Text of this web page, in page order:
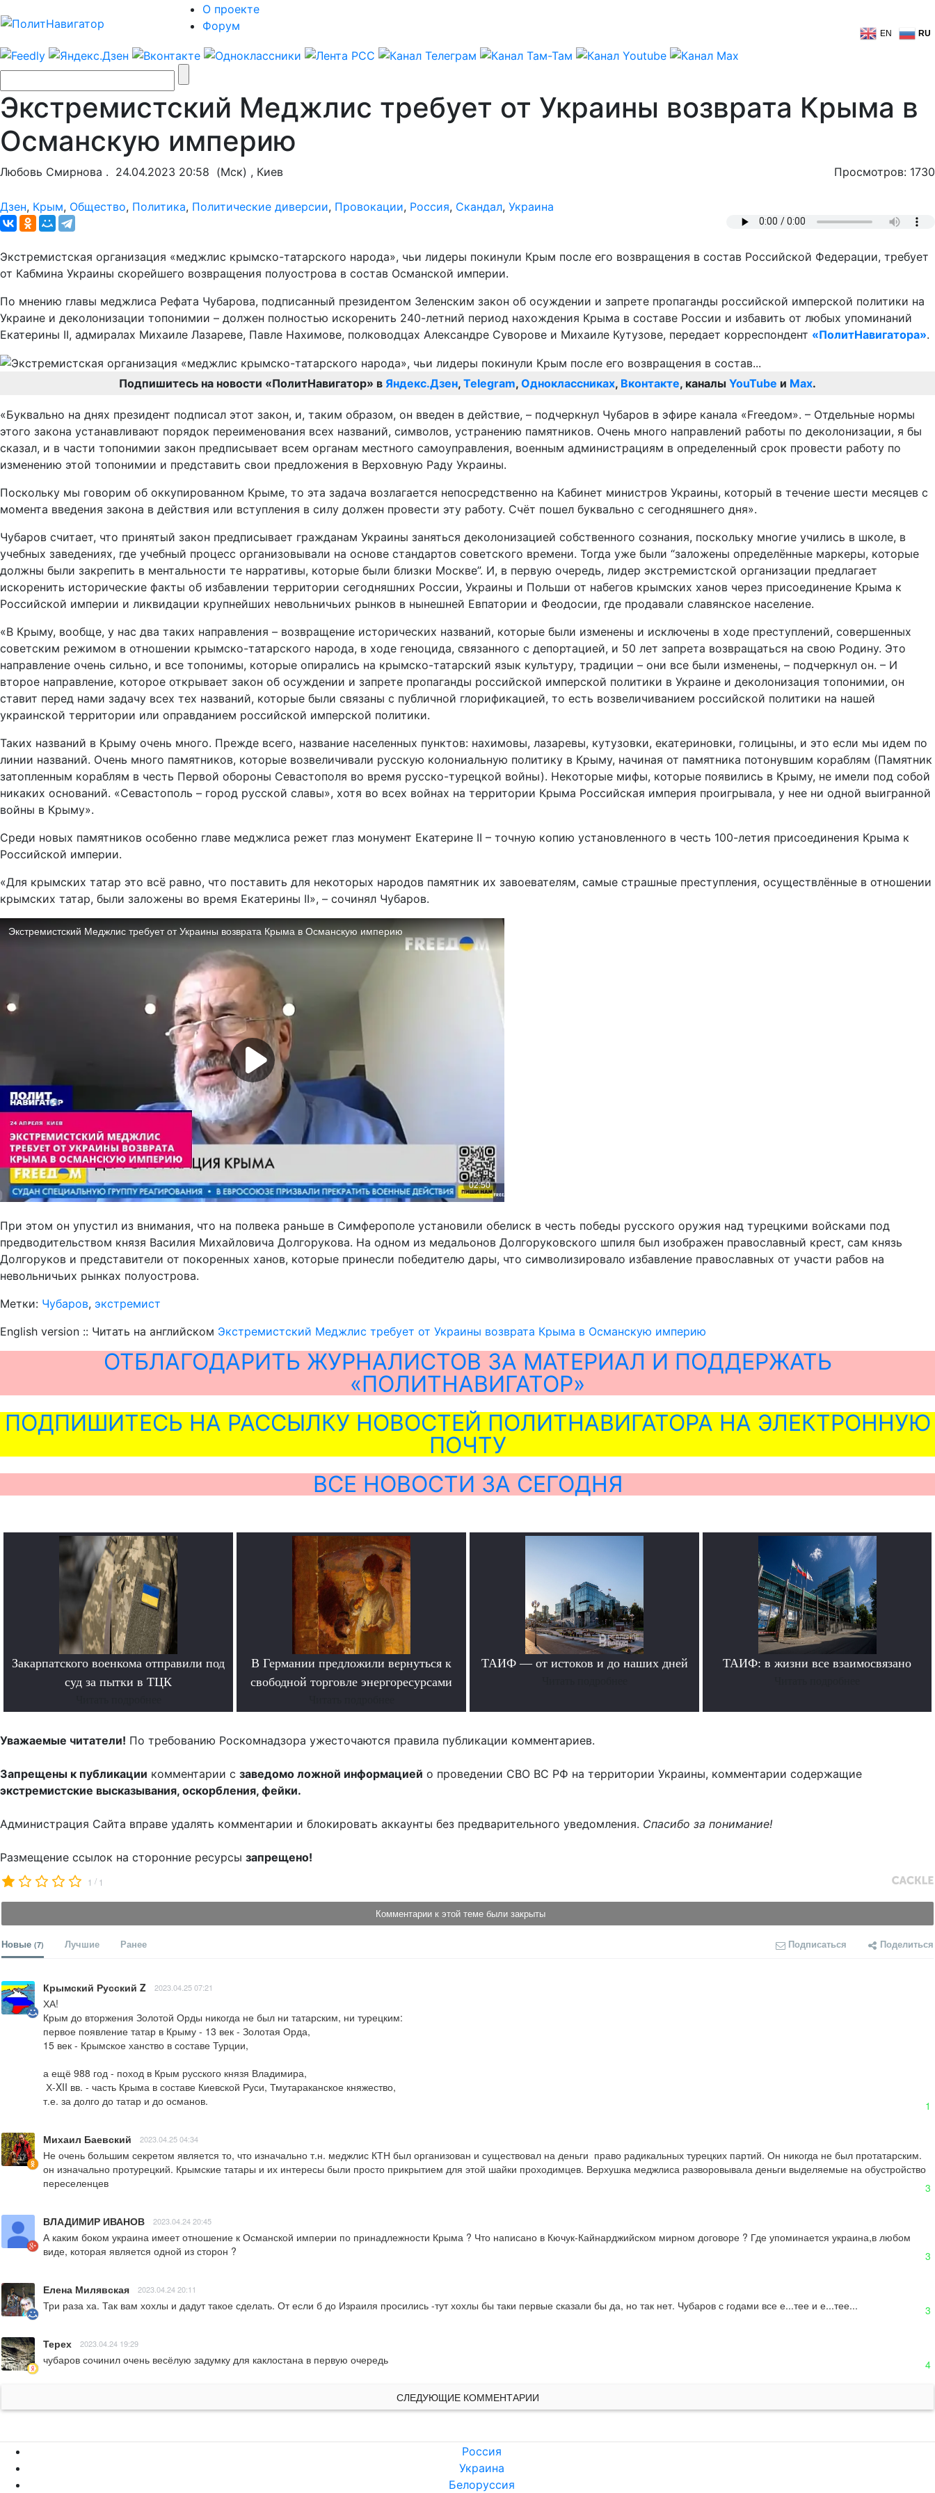
О проекте
Форум
EN RU
Экстремистский Меджлис требует от Украины возврата Крыма в
Османскую империю
Любовь Смирнова . 24.04.2023 20:58 (Мск) , Киев Просмотров: 1730
Дзен, Крым, Общество, Политика, Политические диверсии, Провокации, Россия, Скандал, Украина
Экстремистская организация «меджлис крымско-татарского народа», чьи лидеры покинули Крым после его возвращения в состав Российской Федерации, требует
от Кабмина Украины скорейшего возвращения полуострова в состав Османской империи.
По мнению главы меджлиса Рефата Чубарова, подписанный президентом Зеленским закон об осуждении и запрете пропаганды российской имперской политики на
Украине и деколонизации топонимии – должен полностью искоренить 240-летний период нахождения Крыма в составе России и избавить от любых упоминаний
Екатерины II, адмиралах Михаиле Лазареве, Павле Нахимове, полководцах Александре Суворове и Михаиле Кутузове, передает корреспондент «ПолитНавигатора».
Подпишитесь на новости «ПолитНавигатор» в Яндекс.Дзен, Telegram, Одноклассниках, Вконтакте, каналы YouTube и Max.
«Буквально на днях президент подписал этот закон, и, таким образом, он введен в действие, – подчеркнул Чубаров в эфире канала «Freeдом». – Отдельные нормы
этого закона устанавливают порядок переименования всех названий, символов, устранению памятников. Очень много направлений работы по деколонизации, я бы
сказал, и в части топонимии закон предписывает всем органам местного самоуправления, военным администрациям в определенный срок провести работу по
изменению этой топонимии и представить свои предложения в Верховную Раду Украины.
Поскольку мы говорим об оккупированном Крыме, то эта задача возлагается непосредственно на Кабинет министров Украины, который в течение шести месяцев с
момента введения закона в действия или вступления в силу должен провести эту работу. Счёт пошел буквально c сегодняшнего дня».
Чубаров считает, что принятый закон предписывает гражданам Украины заняться деколонизацией собственного сознания, поскольку многие учились в школе, в
учебных заведениях, где учебный процесс организовывали на основе стандартов советского времени. Тогда уже были “заложены определённые маркеры, которые
должны были закрепить в ментальности те нарративы, которые были близки Москве”. И, в первую очередь, лидер экстремистской организации предлагает
искоренить исторические факты об избавлении территории сегодняшних России, Украины и Польши от набегов крымских ханов через присоединение Крыма к
Российской империи и ликвидации крупнейших невольничьих рынков в нынешней Евпатории и Феодосии, где продавали славянское население.
«В Крыму, вообще, у нас два таких направления – возвращение исторических названий, которые были изменены и исключены в ходе преступлений, совершенных
советским режимом в отношении крымско-татарского народа, в ходе геноцида, связанного с депортацией, и 50 лет запрета возвращаться на свою Родину. Это
направление очень сильно, и все топонимы, которые опирались на крымско-татарский язык культуру, традиции – они все были изменены, – подчеркнул он. – И
второе направление, которое открывает закон об осуждении и запрете пропаганды российской имперской политики в Украине и деколонизация топонимии, он
ставит перед нами задачу всех тех названий, которые были связаны с публичной глорификацией, то есть возвеличиванием российской политики на нашей
украинской территории или оправданием российской имперской политики.
Таких названий в Крыму очень много. Прежде всего, название населенных пунктов: нахимовы, лазаревы, кутузовки, екатериновки, голицыны, и это если мы идем по
линии названий. Очень много памятников, которые возвеличивали русскую колониальную политику в Крыму, начиная от памятника потонувшим кораблям (Памятник
затопленным кораблям в честь Первой обороны Севастополя во время русско-турецкой войны). Некоторые мифы, которые появились в Крыму, не имели под собой
никаких оснований. «Севастополь – город русской славы», хотя во всех войнах на территории Крыма Российская империя проигрывала, у нее ни одной выигранной
войны в Крыму».
Среди новых памятников особенно главе меджлиса режет глаз монумент Екатерине II – точную копию установленного в честь 100-летия присоединения Крыма к
Российской империи.
«Для крымских татар это всё равно, что поставить для некоторых народов памятник их завоевателям, самые страшные преступления, осуществлённые в отношении
крымских татар, были заложены во время Екатерины II», – сочинял Чубаров.
При этом он упустил из внимания, что на полвека раньше в Симферополе установили обелиск в честь победы русского оружия над турецкими войсками под
предводительством князя Василия Михайловича Долгорукова. На одном из медальонов Долгоруковского шпиля был изображен православный крест, сам князь
Долгоруков и представители от покоренных ханов, которые принесли победителю дары, что символизировало избавление православных от участи рабов на
невольничьих рынках полуострова.
Метки: Чубаров, экстремист
English version :: Читать на английском Экстремистский Меджлис требует от Украины возврата Крыма в Османскую империю
ОТБЛАГОДАРИТЬ ЖУРНАЛИСТОВ ЗА МАТЕРИАЛ И ПОДДЕРЖАТЬ
«ПОЛИТНАВИГАТОР»
ПОДПИШИТЕСЬ НА РАССЫЛКУ НОВОСТЕЙ ПОЛИТНАВИГАТОРА НА ЭЛЕКТРОННУЮ
ПОЧТУ
ВСЕ НОВОСТИ ЗА СЕГОДНЯ
Закарпатского военкома отправили под
суд за пытки в ТЦК
В Германии предложили вернуться к
свободной торговле энергоресурсами
ТАИФ — от истоков и до наших дней ТАИФ: в жизни все взаимосвязано
Уважаемые читатели! По требованию Роскомнадзора ужесточаются правила публикации комментариев.
Запрещены к публикации комментарии с заведомо ложной информацией о проведении СВО ВС РФ на территории Украины, комментарии содержащие
экстремистские высказывания, оскорбления, фейки.
Администрация Сайта вправе удалять комментарии и блокировать аккаунты без предварительного уведомления. Спасибо за понимание!
Размещение ссылок на сторонние ресурсы запрещено!
1 / 1
Комментарии к этой теме были закрыты
Новые (7) Лучшие Ранее Подписаться Поделиться
Крымский Русский Z 2023.04.25 07:21
ХА!
Крым до вторжения Золотой Орды никогда не был ни татарским, ни турецким:
первое появление татар в Крыму - 13 век - Золотая Орда,
15 век - Крымское ханство в составе Турции,
а ещё 988 год - поход в Крым русского князя Владимира,
т.е. за долго до татар и до османов.
1
Михаил Баевский 2023.04.25 04:34
Не очень большим секретом является то, что изначально т.н. меджлис КТН был организован и существовал на деньги  право радикальных турецких партий. Он никогда не был протатарским.
он изначально протурецкий. Крымские татары и их интересы были просто прикрытием для этой шайки проходимцев. Верхушка меджлиса разворовывала деньги выделяемые на обустройство
переселенцев
3
ВЛАДИМИР ИВАНОВ 2023.04.24 20:45
А каким боком украина имеет отношение к Османской империи по принадлежности Крыма ? Что написано в Кючук-Кайнарджийском мирном договоре ? Где упоминается украина,в любом
виде, которая является одной из сторон ?
3
Елена Милявская 2023.04.24 20:11
Три раза ха. Так вам хохлы и дадут такое сделать. От если б до Израиля просились -тут хохлы бы таки первые сказали бы да, но так нет. Чубаров с годами все е...тее и е...тее... 3
Терех 2023.04.24 19:29
чубаров сочинил очень весёлую задумку для каклостана в первую очередь 4
СЛЕДУЮЩИЕ КОММЕНТАРИИ
Россия
Украина
Белоруссия